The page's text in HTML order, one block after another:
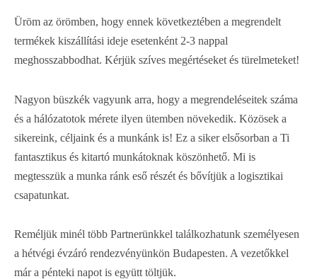
Üröm az örömben, hogy ennek következtében a megrendelt
termékek kiszállítási ideje esetenként 2-3 nappal
meghosszabbodhat. Kérjük szíves megértéseket és türelmeteket!
Nagyon büszkék vagyunk arra, hogy a megrendeléseitek száma
és a hálózatotok mérete ilyen ütemben növekedik. Közösek a
sikereink, céljaink és a munkánk is! Ez a siker elsősorban a Ti
fantasztikus és kitartó munkátoknak köszönhető. Mi is
megtesszük a munka ránk eső részét és bővítjük a logisztikai
csapatunkat.
Reméljük minél több Partnerünkkel találkozhatunk személyesen
a hétvégi évzáró rendezvényünkön Budapesten. A vezetőkkel
már a pénteki napot is együtt töltjük.